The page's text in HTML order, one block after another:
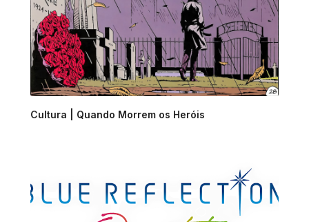
Cultura | Quando Morrem os Heróis